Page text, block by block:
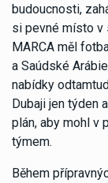
budoucnosti,
si pevné místo v
MARCA měl
a Saúdské
nabídky
Dubaji jen týden
plán, aby mohl v
týmem.
Během